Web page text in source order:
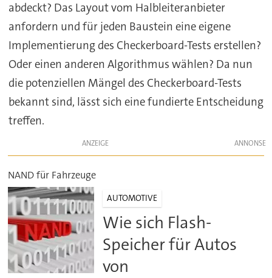
abdeckt? Das Layout vom Halbleiteranbieter
anfordern und für jeden Baustein eine eigene
Implementierung des Checkerboard-Tests erstellen?
Oder einen anderen Algorithmus wählen? Da nun
die potenziellen Mängel des Checkerboard-Tests
bekannt sind, lässt sich eine fundierte Entscheidung
treffen.
ANZEIGE
NAND für Fahrzeuge
AUTOMOTIVE
Wie sich Flash-
Speicher für Autos
von